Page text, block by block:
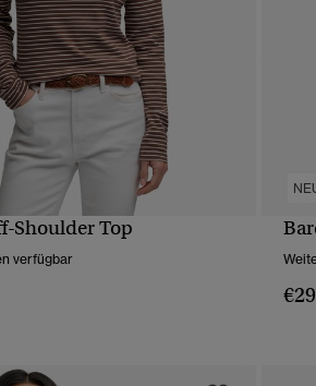
SCHNELLANSICHT
Shoulder Top
verfügbar